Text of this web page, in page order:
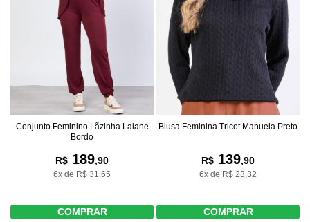
Conjunto Feminino Lãzinha Laiane
Bordo
R$ 189,90
6x de R$ 31,65
COMPRAR
Blusa Feminina Tricot Manuela Preto
R$ 139,90
6x de R$ 23,32
COMPRAR